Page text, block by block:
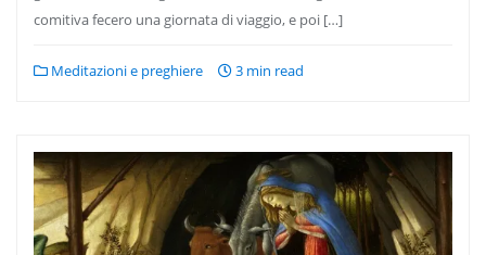
comitiva fecero una giornata di viaggio, e poi […]
Meditazioni e preghiere 3 min read